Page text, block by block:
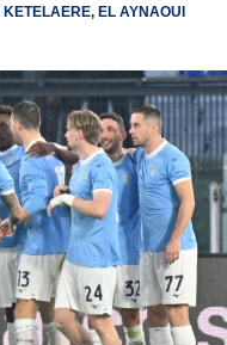
,EL AYNAOUI